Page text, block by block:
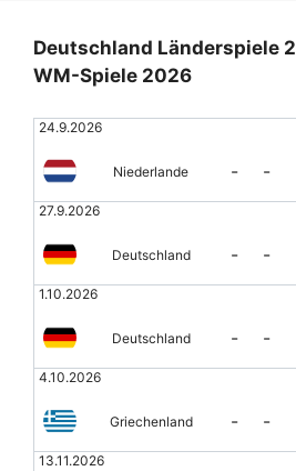
Deutschland Länderspiele
WM-Spiele 2026
24.9.2026
Niederlande - -
27.9.2026
Deutschland - -
1.10.2026
Deutschland - -
4.10.2026
Griechenland - -
13.11.2026